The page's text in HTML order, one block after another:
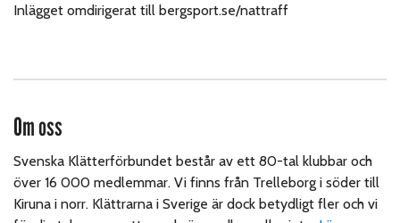
Inlägget omdirigerat till bergsport.se/nattraff
Om oss
Svenska Klätterförbundet består av ett 80-tal klubbar och
över 16 000 medlemmar. Vi finns från Trelleborg i söder till
Kiruna i norr. Klättrarna i Sverige är dock betydligt fler och vi